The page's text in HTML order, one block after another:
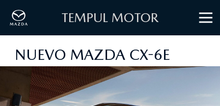
TEMPUL MOTOR
NUEVO MAZDA CX-6E